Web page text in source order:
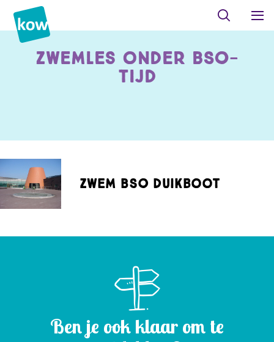
Zwemles onder BSO-
tijd
Zwem BSO Duikboot
Ben je ook klaar om te